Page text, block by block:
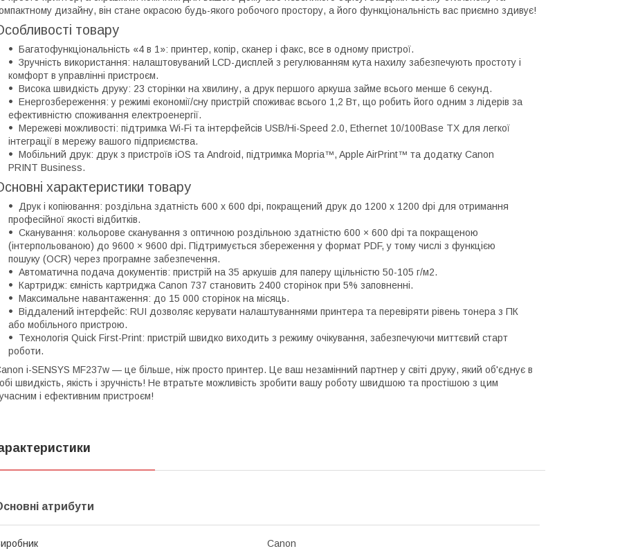
дизайну, він стане окрасою будь-якого робочого простору, а його функціональність вас приємно здивує!
товару
Багатофункціональність «4 в 1»: принтер, копір, сканер і факс, все в одному пристрої.
Зручність використання: налаштовуваний LCD-дисплей з регулюванням кута нахилу забезпечують простоту і
комфорт в управлінні пристроєм.
Висока швидкість друку: 23 сторінки на хвилину, а друк першого аркуша займе всього менше 6 секунд.
Енергозбереження: у режимі економії/сну пристрій споживає всього 1,2 Вт, що робить його одним з лідерів за
ефективністю споживання електроенергії.
Мережеві можливості: підтримка Wi-Fi та інтерфейсів USB/Hi-Speed 2.0, Ethernet 10/100Base TX для легкої
інтеграції в мережу вашого підприємства.
Мобільний друк: друк з пристроїв iOS та Android, підтримка Mopria™, Apple AirPrint™ та додатку Canon
PRINT Business.
характеристики товару
Друк і копіювання: роздільна здатність 600 x 600 dpi, покращений друк до 1200 x 1200 dpi для отримання
професійної якості відбитків.
Сканування: кольорове сканування з оптичною роздільною здатністю 600 × 600 dpi та покращеною
(інтерпольованою) до 9600 × 9600 dpi. Підтримується збереження у формат PDF, у тому числі з функцією
пошуку (OCR) через програмне забезпечення.
Автоматична подача документів: пристрій на 35 аркушів для паперу щільністю 50-105 г/м2.
Картридж: ємність картриджа Canon 737 становить 2400 сторінок при 5% заповненні.
Максимальне навантаження: до 15 000 сторінок на місяць.
Віддалений інтерфейс: RUI дозволяє керувати налаштуваннями принтера та перевіряти рівень тонера з ПК
або мобільного пристрою.
Технологія Quick First-Print: пристрій швидко виходить з режиму очікування, забезпечуючи миттєвий старт
роботи.
i-SENSYS MF237w — це більше, ніж просто принтер. Це ваш незамінний партнер у світі друку, який об'єднує в
швидкість, якість і зручність! Не втратьте можливість зробити вашу роботу швидшою та простішою з цим
і ефективним пристроєм!
атрибути
Canon